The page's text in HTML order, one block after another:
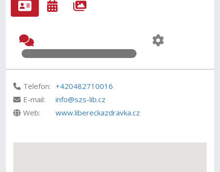
Telefon: +420482710016
E-mail:
info@szs-lib.cz
Web:
www.libereckazdravka.cz